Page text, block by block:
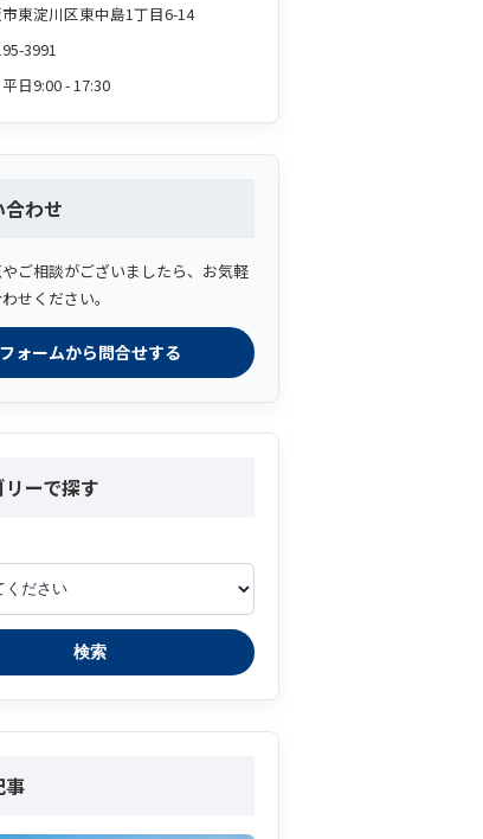
東淀川区東中島1丁目6-14
3991
日9:00 - 17:30
合わせ
ご相談がございましたら、お気軽
せください。
フォームから問合せする
ーで探す
検索
事